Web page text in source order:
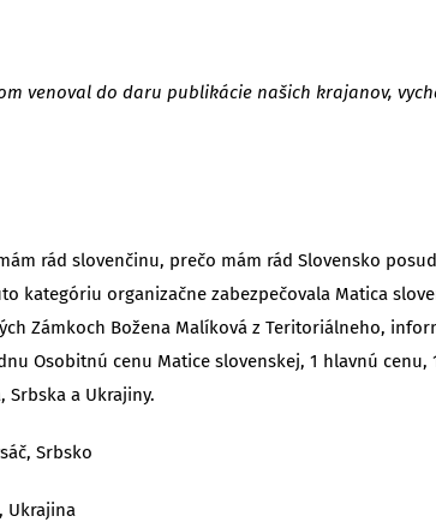
venoval do daru publikácie našich krajanov,
rád slovenčinu, prečo mám rád Slovensko
kategóriu organizačne zabezpečovala Matica
Zámkoch Božena Malíková z Teritoriálneho,
Osobitnú cenu Matice slovenskej, 1 hlavnú
Srbska a Ukrajiny.
Srbsko
Ukrajina